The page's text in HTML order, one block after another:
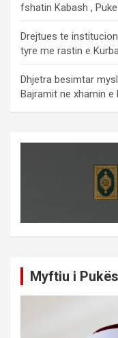
fshatin Kabash , Puke
Drejtues te
tyre me rastin e
Dhjetra besimtar
Bajramit ne xhamin e
Myftiu i